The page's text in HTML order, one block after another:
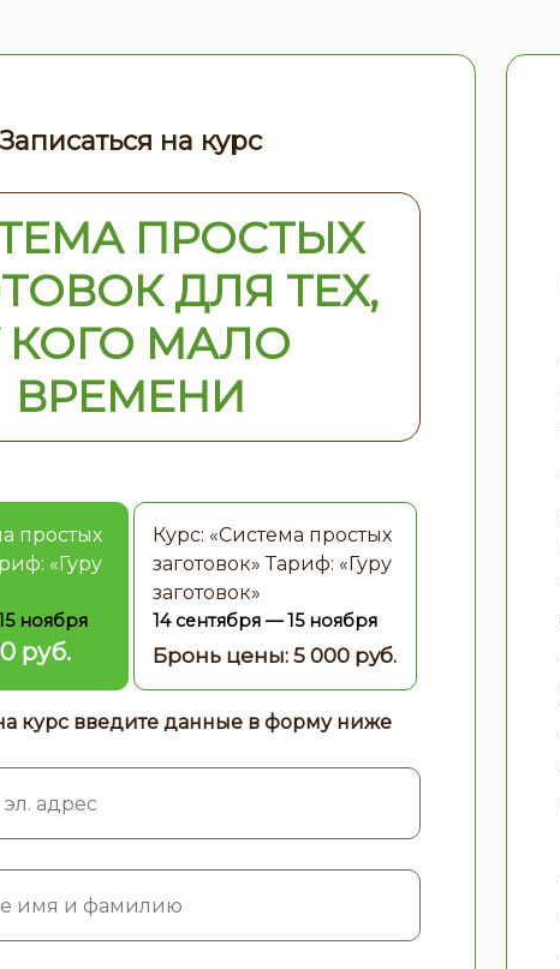
Записаться на курс
ПРОСТЫХ
ДЛЯ ТЕХ,
КОГО МАЛО
ВРЕМЕНИ
простых
«Гуру
ноября
руб.
Курс: «Система простых
заготовок» Тариф: «Гуру
заготовок»
14 сентября — 15 ноября
курс введите данные в форму ниже